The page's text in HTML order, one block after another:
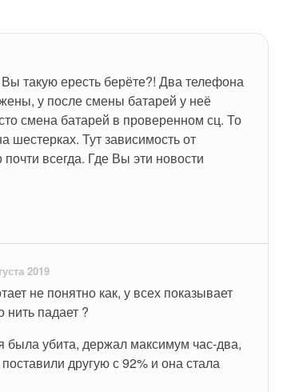
такую ересть берёте?! Два телефона
у после смены батарей у неё
смена батарей в проверенном сц. То
шестерках. Тут зависимость от
всегда. Где Вы эти новости
2019
не понятно как, у всех показывает
нить падает ?
была убита, держал максимум час-два,
другую с 92% и она стала